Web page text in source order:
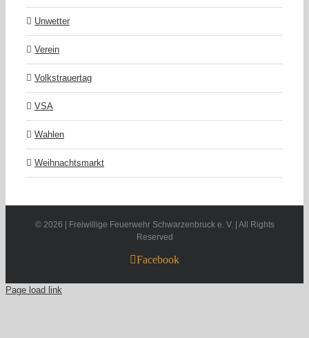
Unwetter
Verein
Volkstrauertag
VSA
Wahlen
Weihnachtsmarkt
© 2026 | Freiwillige Feuerwehr Schwarzenbruck e. V. | All Rights
Reserved
Facebook
Page load link